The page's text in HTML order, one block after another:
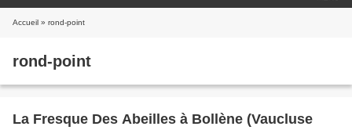
Accueil » rond-point
rond-point
La Fresque Des Abeilles à Bollène (Vaucluse